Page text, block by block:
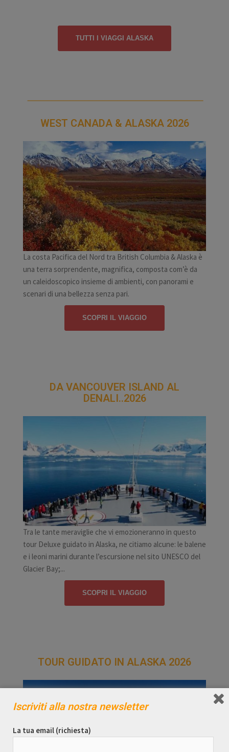
TUTTI I VIAGGI ALASKA
WEST CANADA & ALASKA 2026
La costa Pacifica del Nord tra British Columbia & Alaska è
una terra sorprendente, magnifica, composta com’è da
un caleidoscopico insieme di ambienti, con panorami e
scenari di una bellezza senza pari.
SCOPRI IL VIAGGIO
DA VANCOUVER ISLAND AL
DENALI..2026
Tra le tante meraviglie che vi emozioneranno in questo
tour Deluxe guidato in Alaska, ne citiamo alcune: le balene
e i leoni marini durante l’escursione nel sito UNESCO del
Glacier Bay;...
SCOPRI IL VIAGGIO
TOUR GUIDATO IN ALASKA 2026
Iscriviti alla nostra newsletter
La tua email (richiesta)